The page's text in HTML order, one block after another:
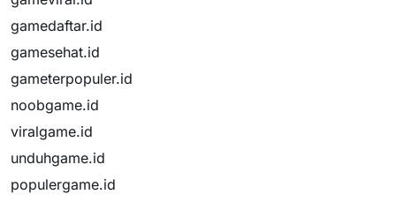
gamedaftar.id
gamesehat.id
gameterpopuler.id
noobgame.id
viralgame.id
unduhgame.id
populergame.id